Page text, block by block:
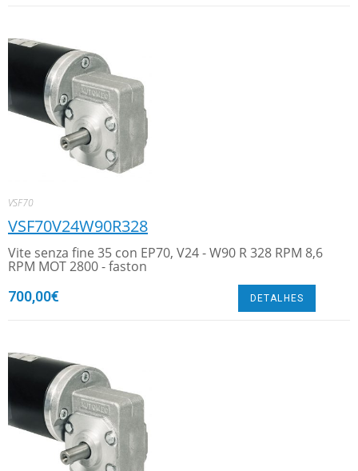
VSF70
VSF70V24W90R328
Vite senza fine 35 con EP70, V24 - W90 R 328 RPM 8,6
RPM MOT 2800 - faston
700,00€ DETALHES